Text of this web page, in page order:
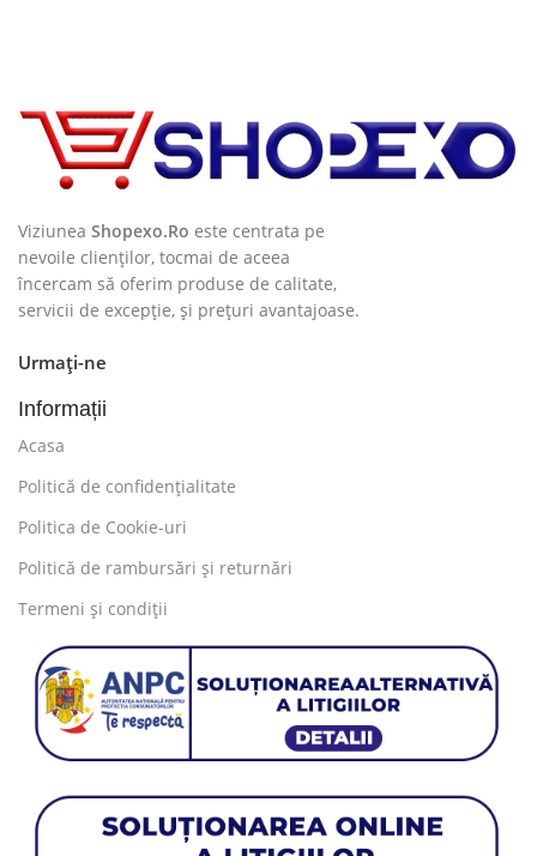
Viziunea Shopexo.Ro este centrata pe
nevoile clienților, tocmai de aceea
încercam să oferim produse de calitate,
servicii de excepție, și prețuri avantajoase.
Urmați-ne
Informații
Acasa
Politică de confidențialitate
Politica de Cookie-uri
Politică de rambursări și returnări
Termeni și condiții